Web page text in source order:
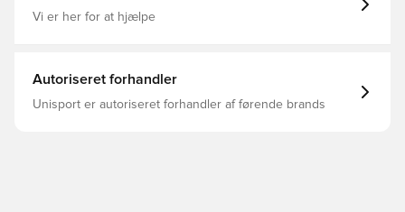
Vi er her for at hjælpe
Autoriseret forhandler
Unisport er autoriseret forhandler af førende brands